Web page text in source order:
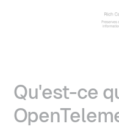
Qu'est-ce